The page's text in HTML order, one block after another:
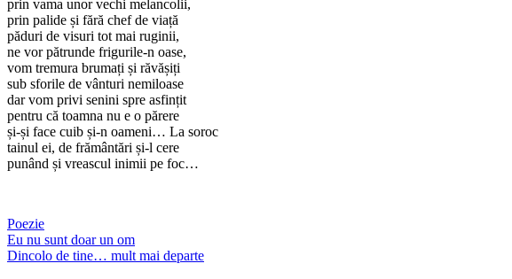
prin vama unor vechi melancolii,
prin palide și fără chef de viață
păduri de visuri tot mai ruginii,
ne vor pătrunde frigurile-n oase,
vom tremura brumați și răvășiți
sub sforile de vânturi nemiloase
dar vom privi senini spre asfințit
pentru că toamna nu e o părere
și-și face cuib și-n oameni… La soroc
tainul ei, de frământări și-l cere
punând și vreascul inimii pe foc…
Poezie
Post
navigation
Eu nu sunt doar un om
Dincolo de tine… mult mai departe